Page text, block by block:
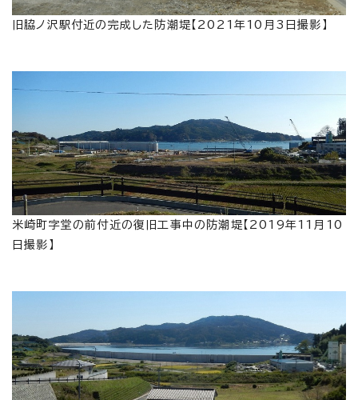
旧脇ノ沢駅付近の完成した防潮堤【2021年10月3日撮影】
米崎町字堂の前付近の復旧工事中の防潮堤【2019年11月10
日撮影】